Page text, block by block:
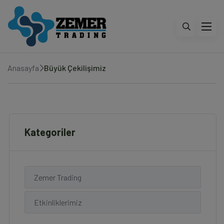
Anasayfa Büyük Çekilişimiz
Kategoriler
Zemer Trading
Etkinliklerimiz